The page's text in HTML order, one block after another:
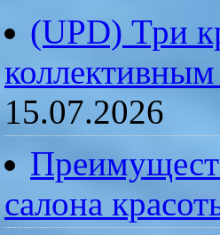
(UPD) Три
15.07.2026
салона